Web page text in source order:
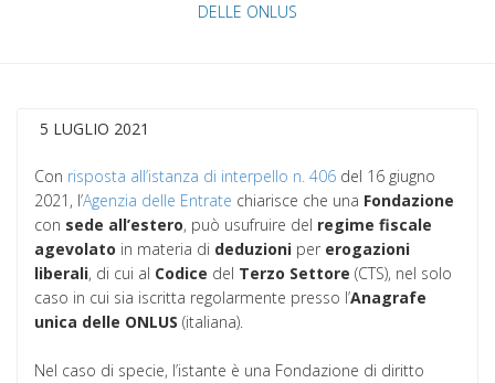
DELLE ONLUS
5 LUGLIO 2021
Con risposta all’istanza di interpello n. 406 del 16 giugno
2021, l’Agenzia delle Entrate chiarisce che una Fondazione
con sede all’estero, può usufruire del regime fiscale
agevolato in materia di deduzioni per erogazioni
liberali, di cui al Codice del Terzo Settore (CTS), nel solo
caso in cui sia iscritta regolarmente presso l’Anagrafe
unica delle ONLUS (italiana).
Nel caso di specie, l’istante è una Fondazione di diritto